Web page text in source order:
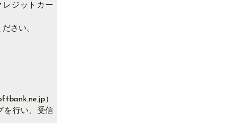
レジットカー
さい。
）
を行い、受信